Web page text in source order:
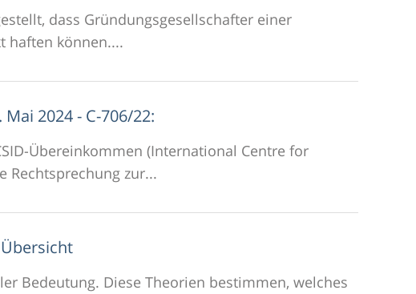
dass Gründungsgesellschafter einer
haften können....
2024 - C-706/22:
Übereinkommen (International Centre for
Rechtsprechung zur...
Bedeutung. Diese Theorien bestimmen, welches